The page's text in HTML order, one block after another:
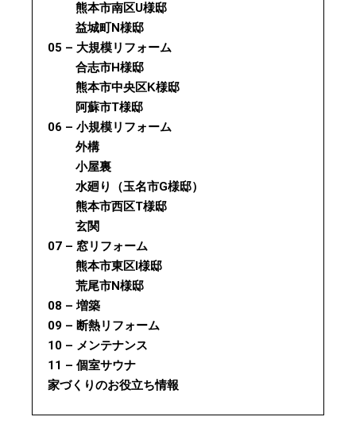
熊本市南区U様邸
益城町N様邸
05 – 大規模リフォーム
合志市H様邸
熊本市中央区K様邸
阿蘇市T様邸
06 – 小規模リフォーム
外構
小屋裏
水廻り（玉名市G様邸）
熊本市西区T様邸
玄関
07 – 窓リフォーム
熊本市東区I様邸
荒尾市N様邸
08 – 増築
09 – 断熱リフォーム
10 – メンテナンス
11 – 個室サウナ
家づくりのお役立ち情報